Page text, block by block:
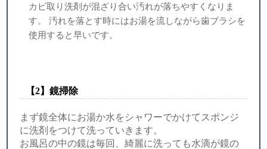
カビ取り洗剤が混ざり合い汚れが落ちやすくなりま
す。 汚れを落とす時にはお湯を流しながら歯ブラシを
使用すると早いです。
【︎2】鏡掃除
まず鏡全体にお湯か水をシャワーでかけてスポンジ
に洗剤をつけて洗っていきます。
お風呂の中の鏡は毎回、綺麗に洗っても水滴が鏡の